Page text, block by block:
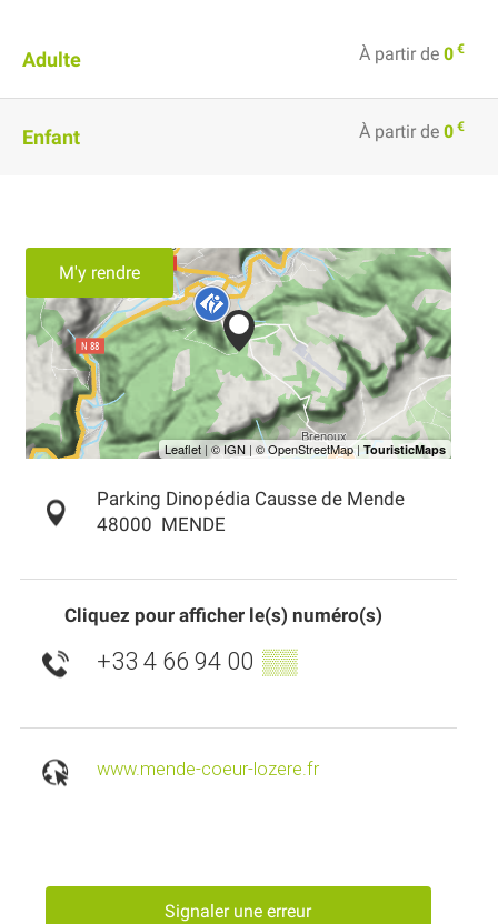
Adulte À partir de 0 €
Enfant À partir de 0 €
M'y rendre
Parking Dinopédia Causse de Mende
48000 MENDE
Cliquez pour afficher le(s) numéro(s)
+33 4 66 94 00 ▒▒
www.mende-coeur-lozere.fr
Signaler une erreur